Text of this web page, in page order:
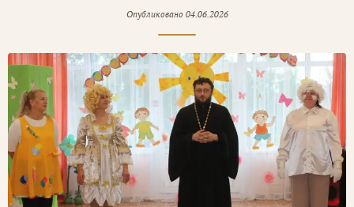
Опубликовано 04.06.2026